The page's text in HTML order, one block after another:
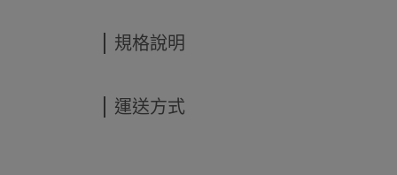
規格說明
運送方式